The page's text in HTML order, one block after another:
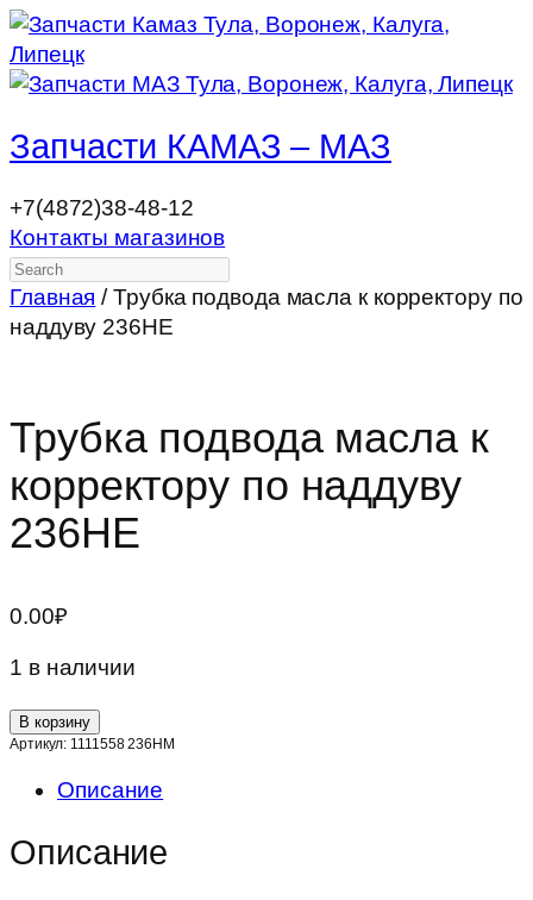
Запчасти КАМАЗ – МАЗ
+7(4872)38-48-12
Контакты магазинов
Search
Главная / Трубка подвода масла к корректору по
наддуву 236НЕ
Трубка подвода масла к
корректору по наддуву
236НЕ
0.00₽
1 в наличии
Количество
товара
Трубка
подвода
масла
к
В корзину
Артикул: 1111558 236НМ
Описание
Описание